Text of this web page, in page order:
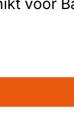
voor